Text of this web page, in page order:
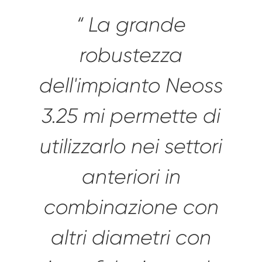
“ La grande
robustezza
dell'impianto Neoss
3.25 mi permette di
utilizzarlo nei settori
anteriori in
combinazione con
altri diametri con